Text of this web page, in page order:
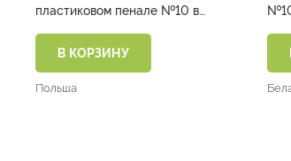
пластиковом пенале №10 в
В КОРЗИНУ
Польша